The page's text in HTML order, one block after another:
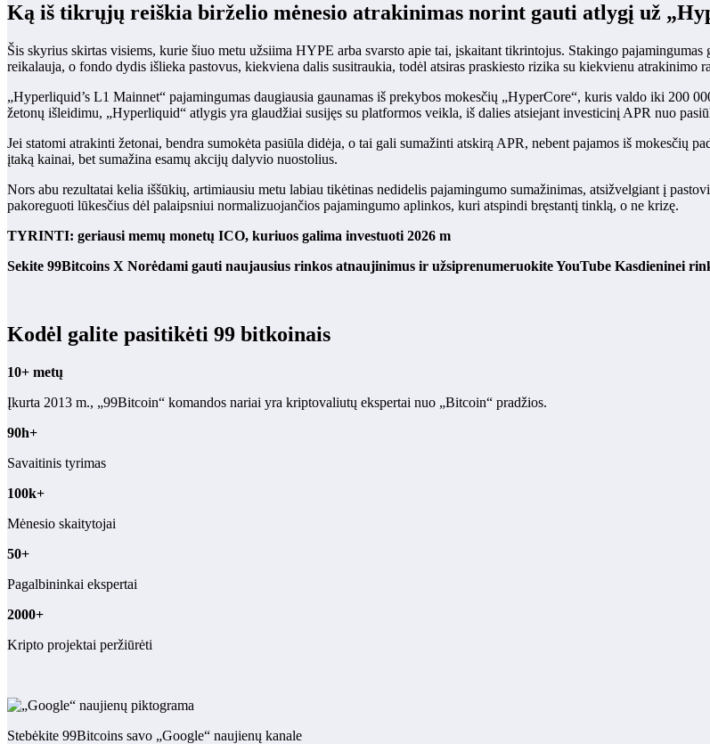
Ką iš tikrųjų reiškia birželio mėnesio atrakinimas norint gauti atlygį už
Šis skyrius skirtas visiems, kurie šiuo metu užsiima HYPE arba svarsto apie tai, įskaitant tikrintojus. Stakingo
reikalauja, o fondo dydis išlieka pastovus, kiekviena dalis susitraukia, todėl atsiras praskiesto rizika su kiekvienu atrakinimo
„Hyperliquid’s L1 Mainnet“ pajamingumas daugiausia gaunamas iš prekybos mokesčių „HyperCore“, kuris valdo iki 200
žetonų išleidimu, „Hyperliquid“ atlygis yra glaudžiai susijęs su platformos veikla, iš dalies atsiejant investicinį APR nuo
Jei statomi atrakinti žetonai, bendra sumokėta pasiūla didėja, o tai gali sumažinti atskirą APR, nebent pajamos iš mokesčių
įtaką kainai, bet sumažina esamų akcijų dalyvio nuostolius.
Nors abu rezultatai kelia iššūkių, artimiausiu metu labiau tikėtinas nedidelis pajamingumo sumažinimas, atsižvelgiant į
pakoreguoti lūkesčius dėl palaipsniui normalizuojančios pajamingumo aplinkos, kuri atspindi bręstantį tinklą, o ne krizę.
TYRINTI: geriausi memų monetų ICO, kuriuos galima investuoti 2026 m
Sekite 99Bitcoins X Norėdami gauti naujausius rinkos atnaujinimus ir užsiprenumeruokiteYouTube Kasdieninei
Kodėl galite pasitikėti 99 bitkoinais
10+ metų
Įkurta 2013 m., „99Bitcoin“ komandos nariai yra kriptovaliutų ekspertai nuo „Bitcoin“ pradžios.
90h+
Savaitinis tyrimas
100k+
Mėnesio skaitytojai
50+
Pagalbininkai ekspertai
2000+
Kripto projektai peržiūrėti
Stebėkite 99Bitcoins savo „Google“ naujienų kanale